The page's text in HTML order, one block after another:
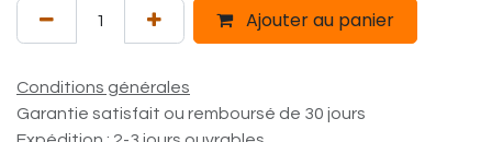
Ajouter au panier
Conditions générales
Garantie satisfait ou remboursé de 30 jours